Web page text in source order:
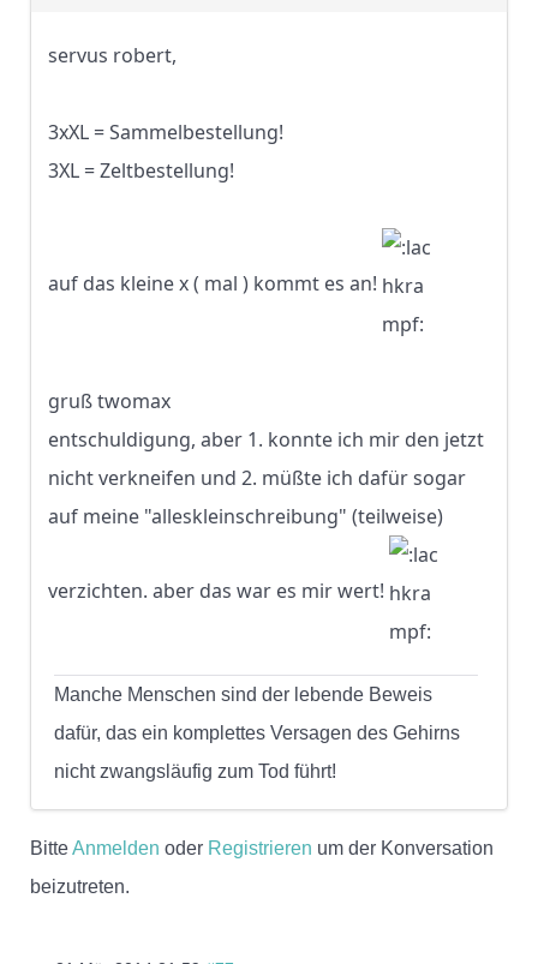
servus robert,
3xXL = Sammelbestellung!
3XL = Zeltbestellung!
auf das kleine x ( mal ) kommt es an!
gruß twomax
entschuldigung, aber 1. konnte ich mir den jetzt
nicht verkneifen und 2. müßte ich dafür sogar
auf meine "alleskleinschreibung" (teilweise)
verzichten. aber das war es mir wert!
Manche Menschen sind der lebende Beweis
dafür, das ein komplettes Versagen des Gehirns
nicht zwangsläufig zum Tod führt!
BitteAnmelden oder Registrieren um der Konversation
beizutreten.